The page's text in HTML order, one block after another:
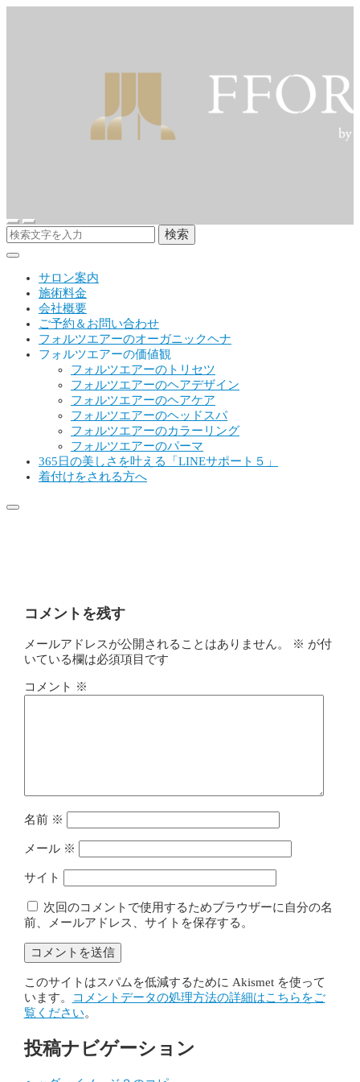
検索
サロン案内
施術料金
会社概要
ご予約＆お問い合わせ
フォルツエアーのオーガニックヘナ
フォルツエアーの価値観
フォルツエアーのトリセツ
フォルツエアーのヘアデザイン
フォルツエアーのヘアケア
フォルツエアーのヘッドスパ
フォルツエアーのカラーリング
フォルツエアーのパーマ
365日の美しさを叶える「LINEサポート５」
着付けをされる方へ
コメントを残す
メールアドレスが公開されることはありません。 ※ が付
いている欄は必須項目です
コメント ※
名前 ※
メール ※
サイト
次回のコメントで使用するためブラウザーに自分の名
前、メールアドレス、サイトを保存する。
このサイトはスパムを低減するために Akismet を使って
います。
コメントデータの処理方法の詳細はこちらをご
覧ください。
投稿ナビゲーション